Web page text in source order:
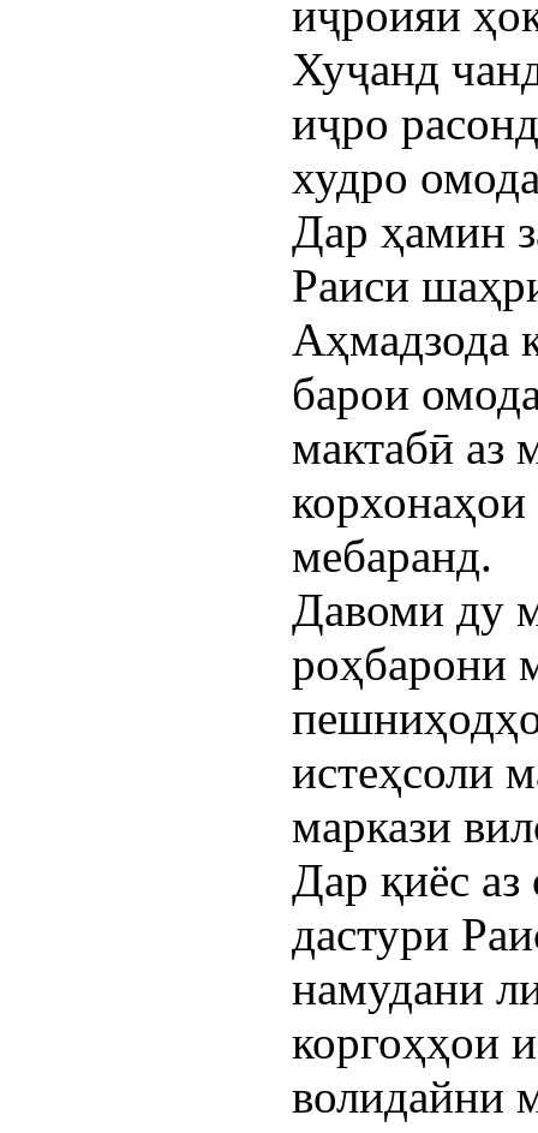
иҷроияи
Хуҷанд
иҷро
худро
Дар ҳамин
Раиси
Аҳмадзода
барои
мактабӣ аз
корхонаҳои
мебаранд.
Давоми ду
роҳбарони
истеҳсоли
маркази
Дар қиёс
дастури
намудани
коргоҳҳои
волидайни